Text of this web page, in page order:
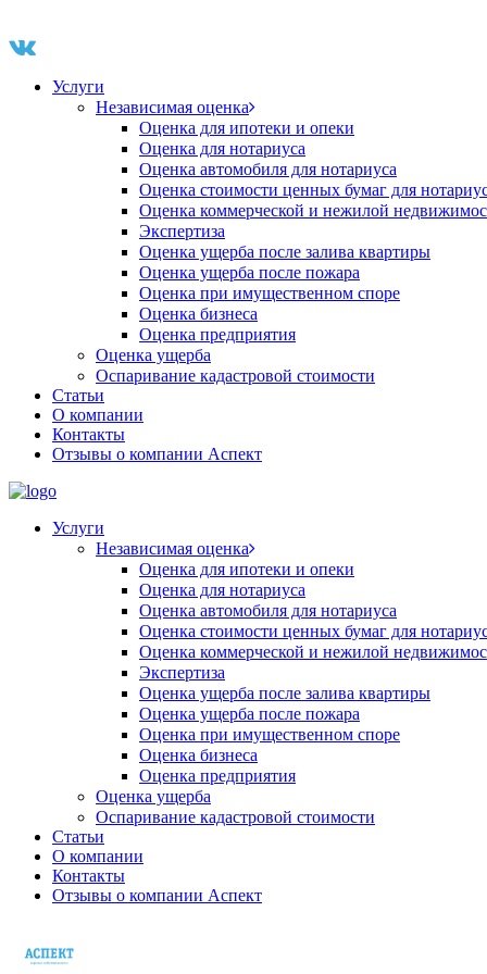
Услуги
Независимая оценка
Оценка для ипотеки и опеки
Оценка для нотариуса
Оценка автомобиля для нотариуса
Оценка стоимости ценных бумаг для
Оценка коммерческой и нежилой
Экспертиза
Оценка ущерба после залива квартиры
Оценка ущерба после пожара
Оценка при имущественном споре
Оценка бизнеса
Оценка предприятия
Оценка ущерба
Оспаривание кадастровой стоимости
Статьи
О компании
Контакты
Отзывы о компании Аспект
Услуги
Независимая оценка
Оценка для ипотеки и опеки
Оценка для нотариуса
Оценка автомобиля для нотариуса
Оценка стоимости ценных бумаг для
Оценка коммерческой и нежилой
Экспертиза
Оценка ущерба после залива квартиры
Оценка ущерба после пожара
Оценка при имущественном споре
Оценка бизнеса
Оценка предприятия
Оценка ущерба
Оспаривание кадастровой стоимости
Статьи
О компании
Контакты
Отзывы о компании Аспект